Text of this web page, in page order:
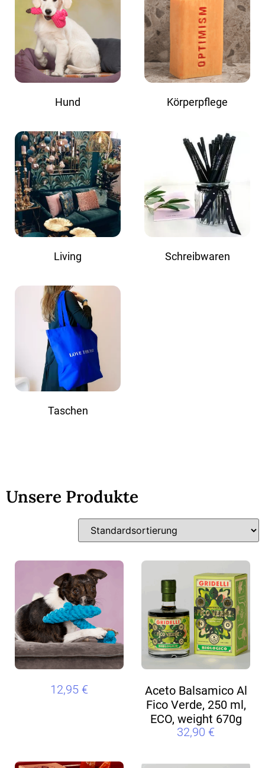
Hund Körperpflege
Living Schreibwaren
Taschen
Unsere Produkte
12,95 €
Aceto Balsamico Al
Fico Verde, 250 ml,
ECO, weight 670g
32,90 €